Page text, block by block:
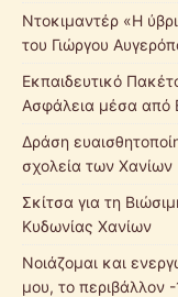
Ντοκιμαντέρ «Η
του Γιώργου
Εκπαιδευτικό
Ασφάλεια μέσα από
Δράση
σχολεία των Χανίων
Σκίτσα για τη
Κυδωνίας Χανίων
Νοιάζομαι και
μου, το περιβάλλον